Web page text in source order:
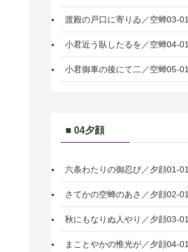
渡殿の戸口に寄りゐ／空蝉03-01
小君近う臥したるを／空蝉04-01
小君御車の後にて二／空蝉05-01
■ 04夕顔
六条わたりの御忍び／夕顔01-01
さてかの空蝉のあさ／夕顔02-01
秋にもなりぬ人やり／夕顔03-01
まことやかの惟光が／夕顔04-01